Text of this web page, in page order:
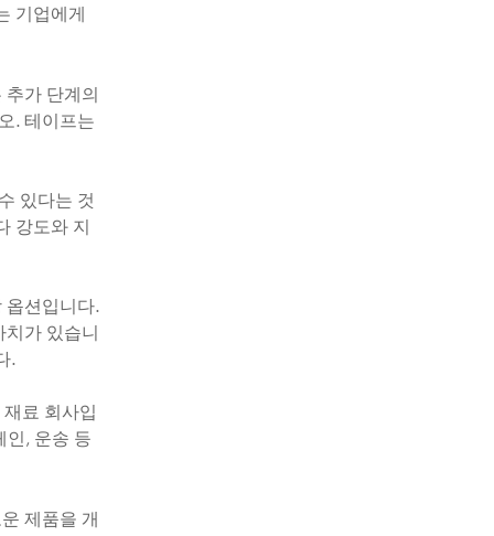
기업에게
가 단계의
. 테이프는
있다는 것
강도와 지
옵션입니다.
가 있습니
.
료 회사입
인, 운송 등
제품을 개